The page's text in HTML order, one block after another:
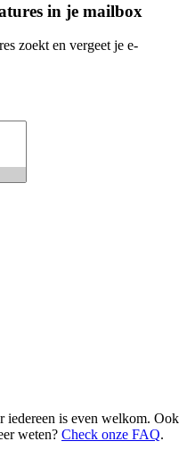
in je mailbox
zoekt en vergeet je e-
iedereen is even welkom. Ook
weten? Check onze FAQ.